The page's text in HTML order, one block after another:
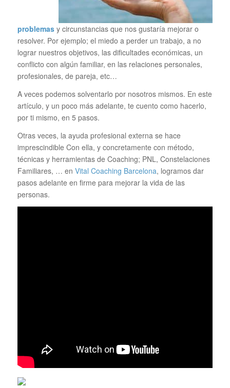
problemasy circunstancias que nos gustaría mejorar o
resolver. Por ejemplo; el miedo a perder un trabajo, a no
lograr nuestros objetivos, las dificultades económicas, un
conflicto con algún familiar, en las relaciones personales,
profesionales, de pareja, etc…
A veces podemos solventarlo por nosotros mismos. En este
artículo, y un poco más adelante, te cuento como hacerlo,
por ti mismo, en 5 pasos.
Otras veces, la ayuda profesional externa se hace
imprescindible Con ella, y concretamente con método,
técnicas y herramientas de Coaching; PNL, Constelaciones
Familiares, … en Vital Coaching Barcelona, logramos dar
pasos adelante en firme para mejorar la vida de las
personas.